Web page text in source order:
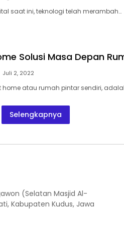
saat ini, teknologi telah merambah…
Solusi Masa Depan
Juli 2, 2022
home atau rumah pintar sendiri,
Selengkapnya
(Selatan Masjid Al-
Kabupaten Kudus, Jawa